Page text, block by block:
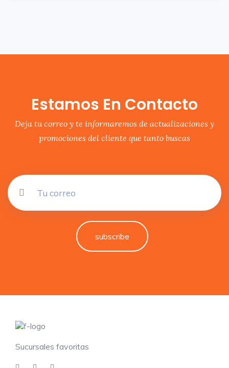
Estamos En Contacto
Deja tu correo y te informaremos de actualizaciones y
promociones del cliente que tanto buscas
subscribe
Sucursales favoritas